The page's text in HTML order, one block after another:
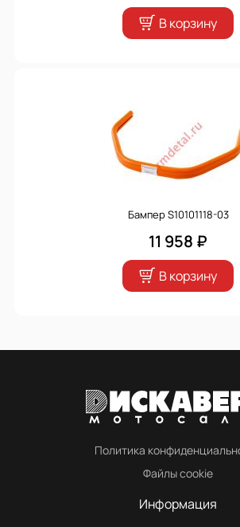
В корзину
Бампер S10101118-03
11 958 ₽
В корзину
Политика
Файлы cookie
Информация